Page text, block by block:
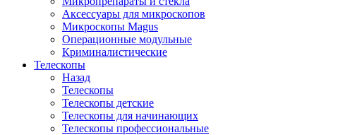
Аксессуары для микроскопов
Микроскопы Magus
Операционные модульные
Криминалистические
Телескопы
Назад
Телескопы
Телескопы детские
Телескопы для начинающих
Телескопы профессиональные